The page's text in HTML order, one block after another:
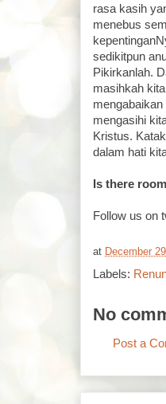
rasa kasih
menebus
sedikitpun
Pikirkanlah.
masihkah
mengasihi
Kristus.
dalam hati
Is there
Follow us on
at December
Labels:
No
Post a